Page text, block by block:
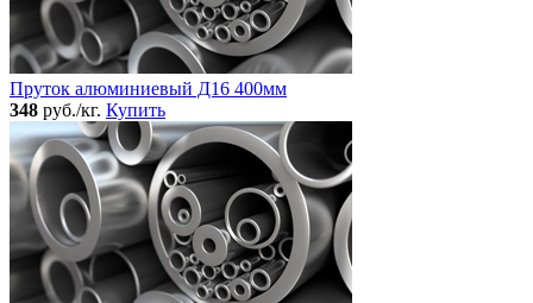
Пруток алюминиевый Д16 400мм
348 руб./кг. Купить